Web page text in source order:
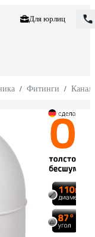
Для юрлиц
/ Фитинги /